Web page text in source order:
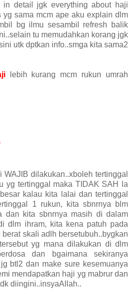
in detail jgk everything about haji
yg sama mcm ape aku explain dlm
bg ilmu sesambil refresh balik
tu memudahkan korang jgk
utk dptkan info..smga kita sama2
lebih kurang mcm rukun umrah
dilakukan..xboleh tertinggal
yg tertinggal maka TIDAK SAH la
kalau kita lalai dan tertinggal
1 rukun, kita sbnrnya blm
dan kita sbnrnya masih di dalam
dlm ihram, kita kena patuh pada
berat skali adlh bersetubuh..bygkan
yg mana dilakukan di dlm
dan bgaimana sekiranya
btl2 dan make sure kesemuanya
mendapatkan haji yg mabrur dan
diingini..insyaAllah..